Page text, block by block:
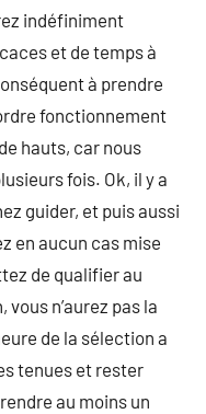
indéfiniment
et de temps à
à prendre
fonctionnement
hauts, car nous
fois. Ok, il y a
guider, et puis aussi
en aucun cas mise
de qualifier au
n’aurez pas la
de la sélection a
tenues et rester
au moins un